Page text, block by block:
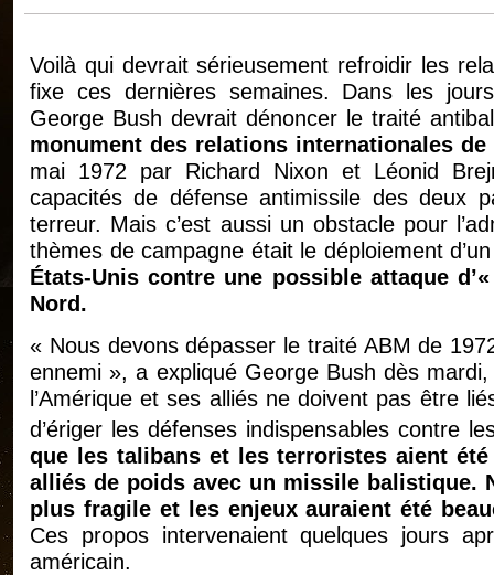
Voilà qui devrait sérieusement refroidir les
fixe ces dernières semaines. Dans les
George Bush devrait dénoncer le traité
monument des relations internationales
mai 1972 par Richard Nixon et Léonid
capacités de défense antimissile des deux
terreur. Mais c’est aussi un obstacle pour
thèmes de campagne était le déploiement
États-Unis contre une possible attaque
Nord.
« Nous devons dépasser le traité ABM de
ennemi », a expliqué George Bush dès
l’Amérique et ses alliés ne doivent pas être
d’ériger les défenses indispensables contre
que les talibans et les terroristes aient
alliés de poids avec un missile balistique.
plus fragile et les enjeux auraient été
Ces propos intervenaient quelques jours
américain.